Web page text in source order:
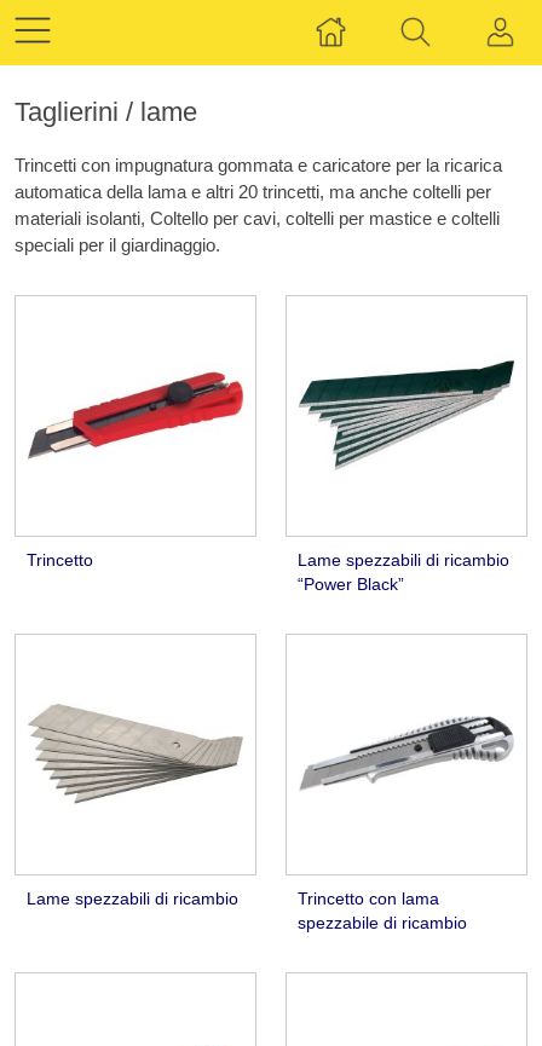
Taglierini / lame
Trincetti con impugnatura gommata e caricatore per la ricarica
automatica della lama e altri 20 trincetti, ma anche coltelli per
materiali isolanti, Coltello per cavi, coltelli per mastice e coltelli
speciali per il giardinaggio.
Trincetto
Lame spezzabili di ricambio
“Power Black”
Lame spezzabili di ricambio
Trincetto con lama
spezzabile di ricambio